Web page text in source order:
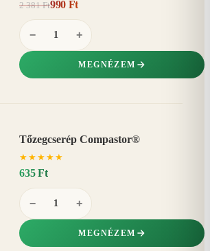
2 381 Ft990 Ft
− +
MEGNÉZEM
Tőzegcserép Compastor®
★ ★ ★ ★ ★
635 Ft
− +
MEGNÉZEM